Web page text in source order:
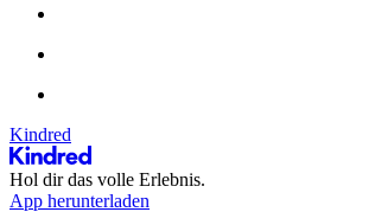
Kindred
Hol dir das volle Erlebnis.
App herunterladen